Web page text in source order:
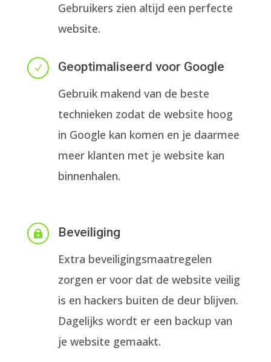
Gebruikers zien altijd een perfecte
website.
N
Geoptimaliseerd voor Google
Gebruik makend van de beste
technieken zodat de website hoog
in Google kan komen en je daarmee
meer klanten met je website kan
binnenhalen.

Beveiliging
Extra beveiligingsmaatregelen
zorgen er voor dat de website veilig
is en hackers buiten de deur blijven.
Dagelijks wordt er een backup van
je website gemaakt.